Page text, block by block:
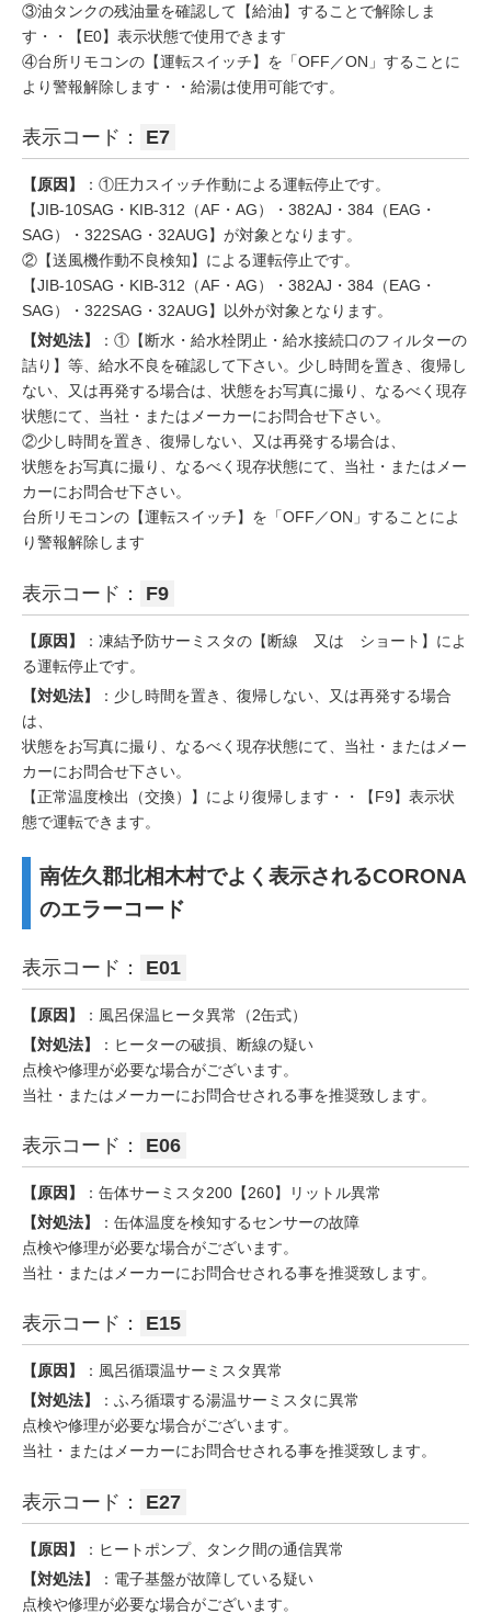
③油タンクの残油量を確認して【給油】することで解除しま
す・・【E0】表示状態で使用できます
④台所リモコンの【運転スイッチ】を「OFF／ON」することに
より警報解除します・・給湯は使用可能です。
表示コード： E7
【原因】
：①圧力スイッチ作動による運転停止です。
【JIB-10SAG・KIB-312（AF・AG）・382AJ・384（EAG・
SAG）・322SAG・32AUG】が対象となります。
②【送風機作動不良検知】による運転停止です。
【JIB-10SAG・KIB-312（AF・AG）・382AJ・384（EAG・
SAG）・322SAG・32AUG】以外が対象となります。
【対処法】
：①【断水・給水栓閉止・給水接続口のフィルターの
詰り】等、給水不良を確認して下さい。少し時間を置き、復帰し
ない、又は再発する場合は、状態をお写真に撮り、なるべく現存
状態にて、当社・またはメーカーにお問合せ下さい。
②少し時間を置き、復帰しない、又は再発する場合は、
状態をお写真に撮り、なるべく現存状態にて、当社・またはメー
カーにお問合せ下さい。
台所リモコンの【運転スイッチ】を「OFF／ON」することによ
り警報解除します
表示コード： F9
【原因】
：凍結予防サーミスタの【断線 又は ショート】によ
る運転停止です。
【対処法】
：少し時間を置き、復帰しない、又は再発する場合
は、
状態をお写真に撮り、なるべく現存状態にて、当社・またはメー
カーにお問合せ下さい。
【正常温度検出（交換）】により復帰します・・【F9】表示状
態で運転できます。
南佐久郡北相木村でよく表示されるCORONA
のエラーコード
表示コード： E01
【原因】
：風呂保温ヒータ異常（2缶式）
【対処法】
：ヒーターの破損、断線の疑い
点検や修理が必要な場合がございます。
当社・またはメーカーにお問合せされる事を推奨致します。
表示コード： E06
【原因】
：缶体サーミスタ200【260】リットル異常
【対処法】
：缶体温度を検知するセンサーの故障
点検や修理が必要な場合がございます。
当社・またはメーカーにお問合せされる事を推奨致します。
表示コード： E15
【原因】
：風呂循環温サーミスタ異常
【対処法】
：ふろ循環する湯温サーミスタに異常
点検や修理が必要な場合がございます。
当社・またはメーカーにお問合せされる事を推奨致します。
表示コード： E27
【原因】
：ヒートポンプ、タンク間の通信異常
【対処法】
：電子基盤が故障している疑い
点検や修理が必要な場合がございます。